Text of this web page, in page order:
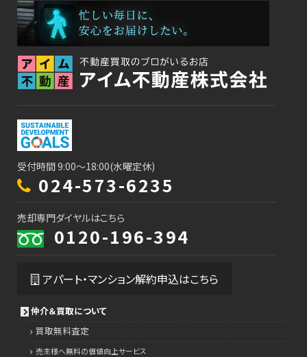
受付時間 9:00～18:00(水曜定休)
024-573-6235
売却専門ダイヤルはこちら
0120-196-394
アパート・マンション解約申込はこちら
仲介＆買取について
買取無料査定
売主様へ無料の価値向上サービス